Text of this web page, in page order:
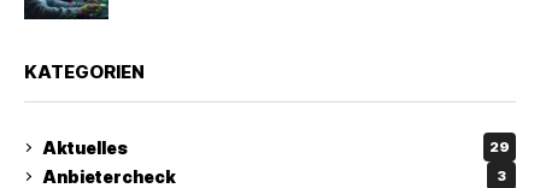
KATEGORIEN
Aktuelles 29
Anbietercheck 3